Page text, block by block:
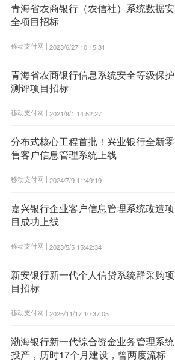
青海省农商银行（农信社）系统数据安
全项目招标
移动支付网 | 2023/6/27 10:15:31
青海省农商银行信息系统安全等级保护
测评项目招标
移动支付网 | 2021/9/1 14:52:27
分布式核心工程首批！兴业银行全新零
售客户信息管理系统上线
移动支付网 | 2024/7/9 11:49:19
嘉兴银行企业客户信息管理系统改造项
目成功上线
移动支付网 | 2023/5/5 15:42:34
新安银行新一代个人信贷系统群采购项
目招标
移动支付网 | 2025/11/17 10:37:05
渤海银行新一代综合资金业务管理系统
投产，历时17个月建设，曾两度流标